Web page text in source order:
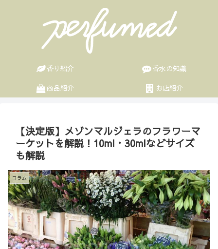
香り紹介
香水の知識
商品紹介
お店紹介
【決定版】メゾンマルジェラのフラワーマ
ーケットを解説！10ml・30mlなどサイズ
も解説
コラム